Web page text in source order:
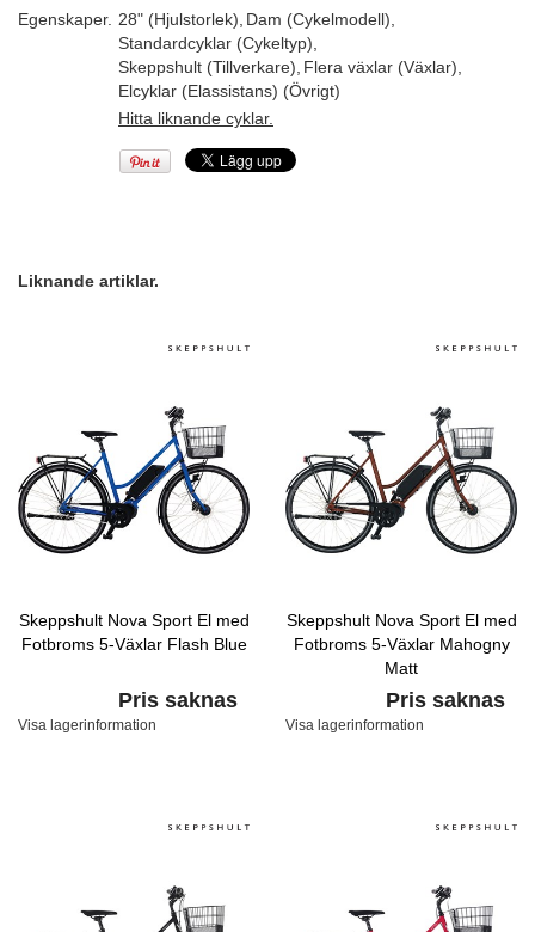
Egenskaper. 28" (Hjulstorlek) Dam (Cykelmodell)
Standardcyklar (Cykeltyp)
Skeppshult (Tillverkare) Flera växlar (Växlar)
Elcyklar (Elassistans) (Övrigt)
Hitta liknande cyklar.
Liknande artiklar.
Skeppshult Nova Sport El med
Fotbroms 5-Växlar Flash Blue
Pris saknas
Visa lagerinformation
Skeppshult Nova Sport El med
Fotbroms 5-Växlar Mahogny
Matt
Pris saknas
Visa lagerinformation